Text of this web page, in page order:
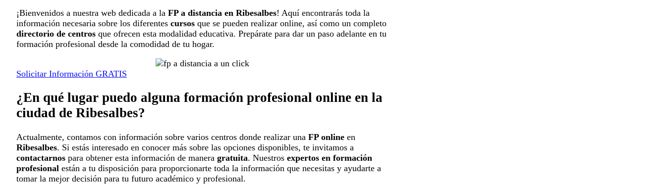
¡Bienvenidos a nuestra web dedicada a la FP a distancia en Ribesalbes! Aquí encontrarás toda la
información necesaria sobre los diferentes cursos que se pueden realizar online, así como un completo
directorio de centros que ofrecen esta modalidad educativa. Prepárate para dar un paso adelante en tu
formación profesional desde la comodidad de tu hogar.
Solicitar Información GRATIS
¿En qué lugar puedo alguna formación profesional online en la
ciudad de Ribesalbes?
Actualmente, contamos con información sobre varios centros donde realizar una FP online en
Ribesalbes. Si estás interesado en conocer más sobre las opciones disponibles, te invitamos a
contactarnos para obtener esta información de manera gratuita. Nuestros expertos en formación
profesional están a tu disposición para proporcionarte toda la información que necesitas y ayudarte a
tomar la mejor decisión para tu futuro académico y profesional.